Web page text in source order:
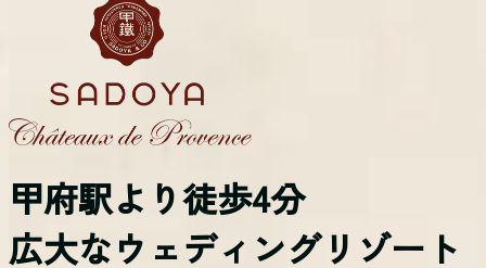
甲府駅より徒歩4分
広大なウェディングリゾート